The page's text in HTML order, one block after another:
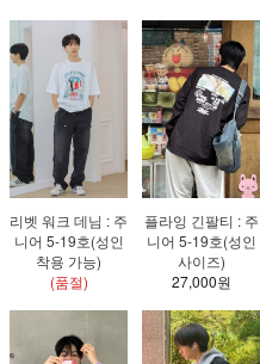
리벳 워크 데님 : 주
니어 5-19호(성인
착용 가능)
(품절)
플라잉 긴팔티 : 주
니어 5-19호(성인
사이즈)
27,000원